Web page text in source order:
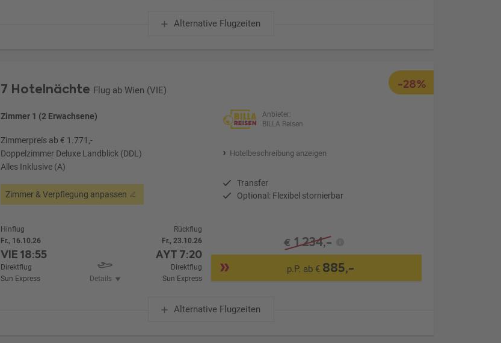
Alternative Flugzeiten
-28%
7 Hotelnächte Flug ab Wien (VIE)
Zimmer 1 (2 Erwachsene)
Zimmerpreis ab € 1.771,-
Doppelzimmer Deluxe Landblick (DDL)
Alles Inklusive (A)
Zimmer & Verpflegung anpassen
Anbieter:
BILLA Reisen
Hotelbeschreibung anzeigen
Transfer
Optional: Flexibel stornierbar
Hinflug
Fr., 16.10.26
VIE18:55
Direktflug
Sun Express
Details
Rückflug
Fr., 23.10.26
AYT 7:20
Direktflug
Sun Express
€ 1.234,-
p.P. ab € 885,-
Alternative Flugzeiten